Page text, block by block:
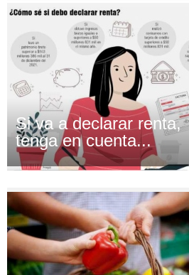
Si va a declarar renta,
tenga en cuenta...